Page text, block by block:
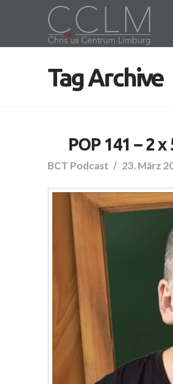
Tag Archive
POP 141 – 2 x
BCT Podcast 23. März